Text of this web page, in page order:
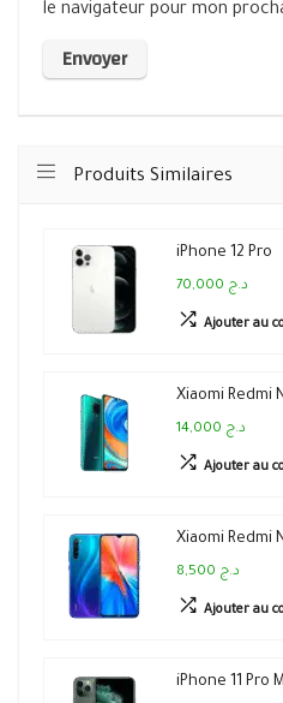
le navigateur pour mon
Produits Similaires
iPhone 12 Pro
70,000 د.ج
Ajouter au
Xiaomi Redmi
14,000 د.ج
Ajouter au
Xiaomi Redmi
8,500 د.ج
Ajouter au
iPhone 11 Pro